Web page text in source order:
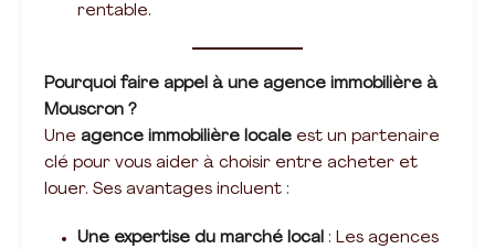
rentable.
Pourquoi faire appel à une agence immobilière à
Mouscron ?
Une agence immobilière locale est un partenaire
clé pour vous aider à choisir entre acheter et
louer. Ses avantages incluent :
Une expertise du marché local : Les agences